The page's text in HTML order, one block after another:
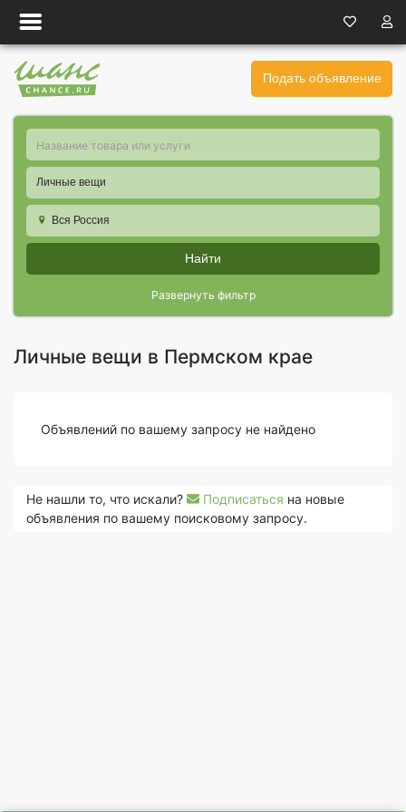
Подать объявление
Личные вещи
Вся Россия
Найти
Развернуть фильтр
Личные вещи в Пермском крае
Объявлений по вашему запросу не найдено
Не нашли то, что искали? Подписаться на новые
объявления по вашему поисковому запросу.